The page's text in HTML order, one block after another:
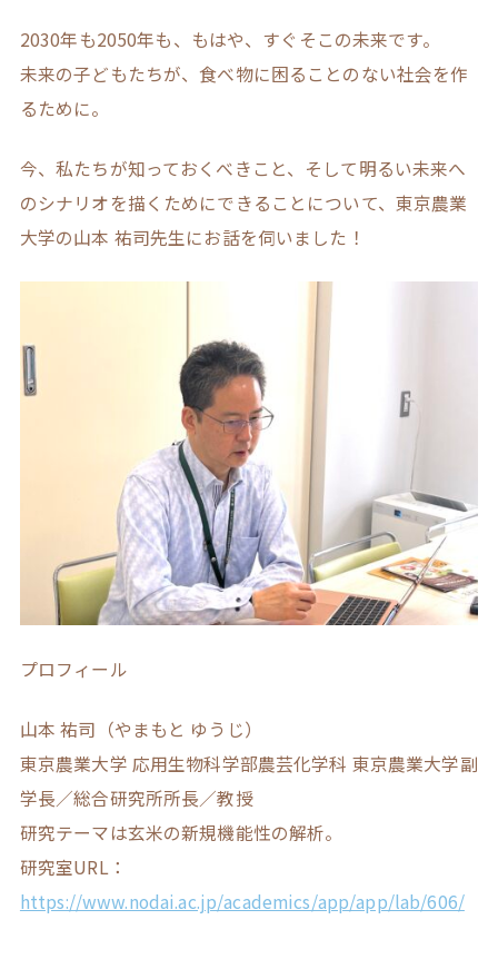
2030年も2050年も、もはや、すぐそこの未来です。
未来の子どもたちが、食べ物に困ることのない社会を作
るために。
今、私たちが知っておくべきこと、そして明るい未来へ
のシナリオを描くためにできることについて、東京農業
大学の山本 祐司先生にお話を伺いました！
プロフィール
山本 祐司（やまもと ゆうじ）
東京農業大学 応用生物科学部農芸化学科 東京農業大学副
学長／総合研究所所長／教授
​​研究テーマは玄米の新規機能性の解析。
研究室URL：
https://www.nodai.ac.jp/academics/app/app/lab/606/